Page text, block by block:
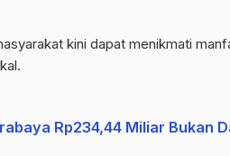
kini dapat menikmati
Rp234,44 Miliar Bukan